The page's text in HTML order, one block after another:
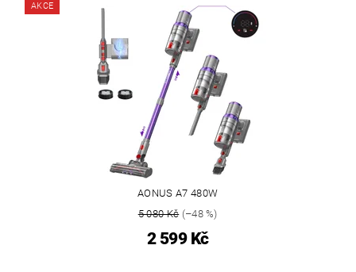
AKCE
AONUS A7 480W
5 080 Kč(–48 %)
2 599 Kč